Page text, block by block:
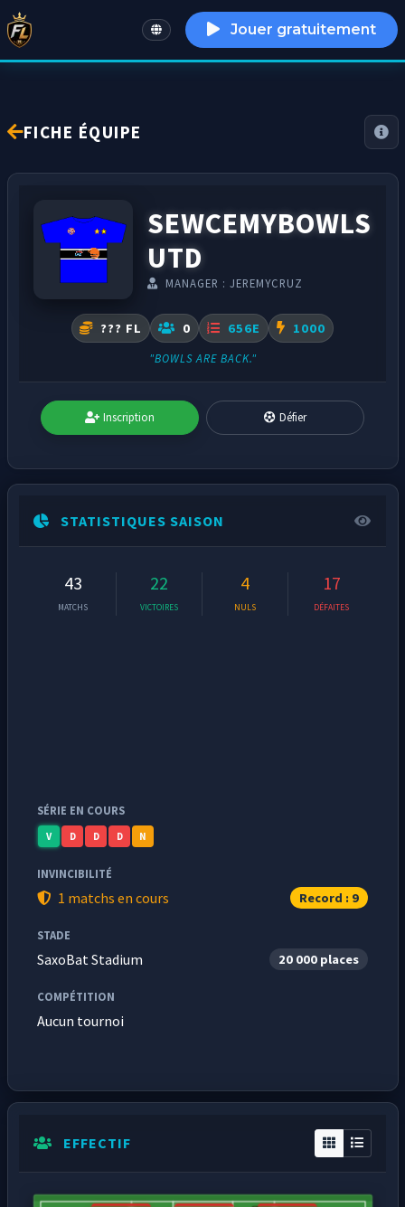
English Jouer gratuitement
FICHE ÉQUIPE
SEWCEMYBOWLS
UTD
MANAGER : JEREMYCRUZ
??? FL 0 656E 1000
"BOWLS ARE BACK."
Inscription Défier
STATISTIQUES SAISON
43
MATCHS
22
VICTOIRES
4
NULS
17
DÉFAITES
SÉRIE EN COURS
V D D D N
INVINCIBILITÉ
1 matchs en cours Record : 9
STADE
SaxoBat Stadium 20 000 places
COMPÉTITION
Aucun tournoi
EFFECTIF